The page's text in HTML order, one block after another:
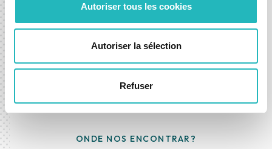
Autoriser tous les cookies
Autoriser la sélection
Refuser
ONDE NOS ENCONTRAR?